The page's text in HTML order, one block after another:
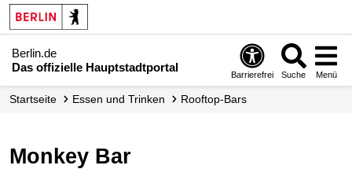
Berlin.de
Das offizielle Hauptstadtportal
Barrierefrei Suche Menü
Startseite Essen und Trinken Rooftop-Bars
Monkey Bar